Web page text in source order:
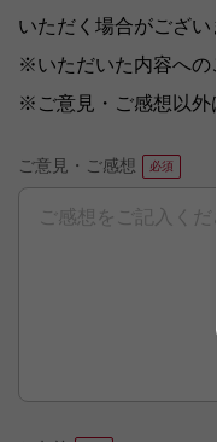
いただく場合がござい
※いただいた内容への
※ご意見・ご感想以外
ご意見・ご感想